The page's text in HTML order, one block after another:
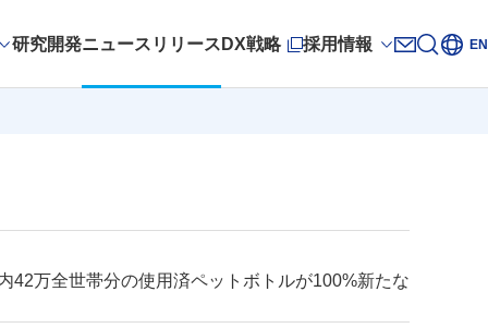
研究開発ニュースリリース DX戦略
新規ウィンドウを開きます
採用情報
お問い合
新規ウィ
サイト
EN
42万全世帯分の使用済ペットボトルが100%新たな